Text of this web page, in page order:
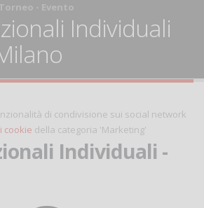
Torneo - Evento
Individuali
di condivisione sui social network
cookie della categoria 'Marketing'
Individuali -